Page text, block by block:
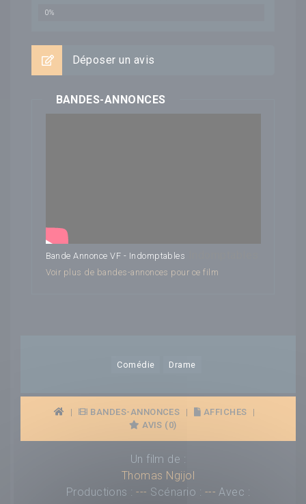
0%
Déposer un avis
BANDES-ANNONCES
Bande Annonce VF - Indomptables
Voir plus de bandes-annonces pour ce film
Comédie Drame
| BANDES-ANNONCES | AFFICHES
|
AVIS (0)
Un film de :
Thomas Ngijol
Productions :--- Scénario : ---Avec :